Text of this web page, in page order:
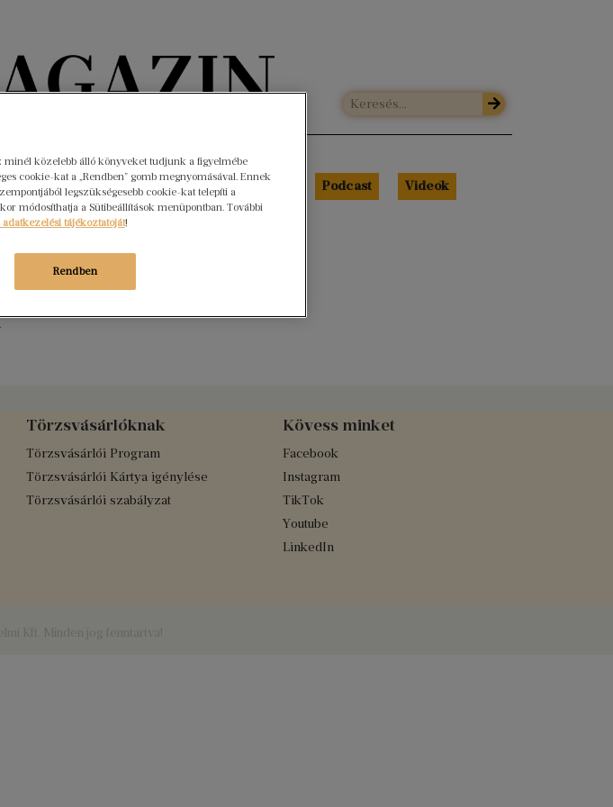
olvasókig
A hónap könyvei HÍREK Libri Portré Podcast Videók
Ozymandias (1818) és az Óda
Törzsvásárlóknak
Törzsvásárlói Program
Törzsvásárlói Kártya igénylése
Törzsvásárlói szabályzat
Kövess minket
Facebook
Instagram
TikTok
Youtube
LinkedIn
közelebb álló könyveket tudjunk a figyelmébe
cookie-kat a „Rendben” gomb megnyomásával. Ennek
legszükségesebb cookie-kat telepíti a
módosíthatja a Sütibeállítások menüpontban. További
tájékoztatóját!
Rendben